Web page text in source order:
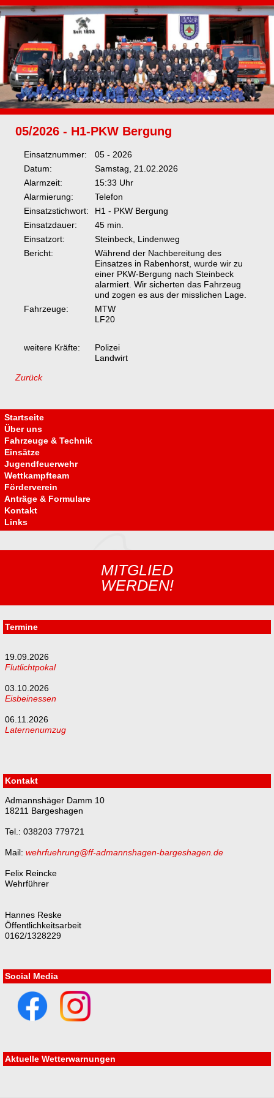
05/2026 - H1-PKW Bergung
Einsatznummer:
05 - 2026
Datum:
Samstag, 21.02.2026
Alarmzeit:
15:33 Uhr
Alarmierung:
Telefon
Einsatzstichwort:
H1 - PKW Bergung
Einsatzdauer:
45 min.
Einsatzort:
Steinbeck, Lindenweg
Bericht:
Während der Nachbereitung des
Einsatzes in Rabenhorst, wurde wir zu
einer PKW-Bergung nach Steinbeck
alarmiert. Wir sicherten das Fahrzeug
und zogen es aus der misslichen Lage.
Fahrzeuge:
MTW
LF20
weitere Kräfte:
Polizei
Landwirt
Zurück
überspringen
Startseite
Über uns
Fahrzeuge & Technik
Einsätze
Jugendfeuerwehr
Wettkampfteam
Förderverein
Anträge & Formulare
Kontakt
Links
MITGLIED
WERDEN!
Termine
19.09.2026
Flutlichtpokal
03.10.2026
Eisbeinessen
06.11.2026
Laternenumzug
Kontakt
Admannshäger Damm 10
18211 Bargeshagen
Tel.: 038203 779721
Mail: wehrfuehrung@ff-admannshagen-bargeshagen.de
Felix Reincke
Wehrführer
Hannes Reske
Öffentlichkeitsarbeit
0162/1328229
Social Media
Aktuelle Wetterwarnungen